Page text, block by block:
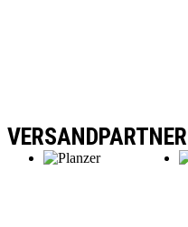
VERSANDPARTNER